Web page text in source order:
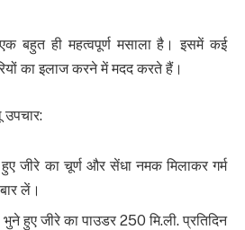
बहुत ही महत्वपूर्ण मसाला है। इसमें कई
का इलाज करने में मदद करते हैं।
जीरे का चूर्ण और सेंधा नमक मिलाकर गर्म
लें।
हुए जीरे का पाउडर 250 मि.ली. प्रतिदिन